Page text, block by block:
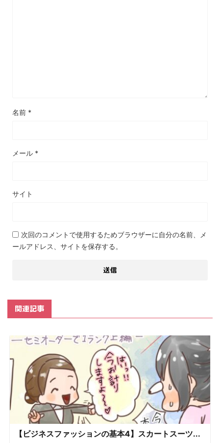
名前 *
メール *
サイト
次回のコメントで使用するためブラウザーに自分の名前、メ
ールアドレス、サイトを保存する。
関連記事
【ビジネスファッションの基本4】スカートスーツ...